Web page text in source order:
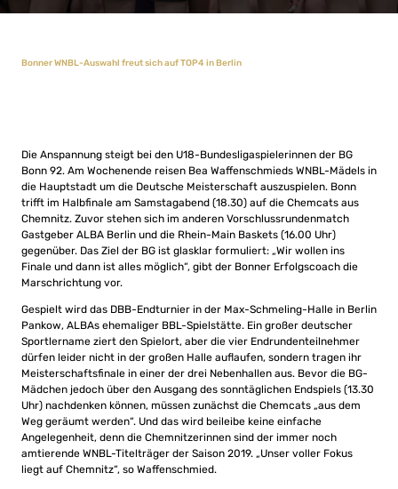
Bonner WNBL-Auswahl freut sich auf TOP4 in Berlin
Die Anspannung steigt bei den U18-Bundesligaspielerinnen der BG
Bonn 92. Am Wochenende reisen Bea Waffenschmieds WNBL-Mädels in
die Hauptstadt um die Deutsche Meisterschaft auszuspielen. Bonn
trifft im Halbfinale am Samstagabend (18.30) auf die Chemcats aus
Chemnitz. Zuvor stehen sich im anderen Vorschlussrundenmatch
Gastgeber ALBA Berlin und die Rhein-Main Baskets (16.00 Uhr)
gegenüber. Das Ziel der BG ist glasklar formuliert: „Wir wollen ins
Finale und dann ist alles möglich“, gibt der Bonner Erfolgscoach die
Marschrichtung vor.
Gespielt wird das DBB-Endturnier in der Max-Schmeling-Halle in Berlin
Pankow, ALBAs ehemaliger BBL-Spielstätte. Ein großer deutscher
Sportlername ziert den Spielort, aber die vier Endrundenteilnehmer
dürfen leider nicht in der großen Halle auflaufen, sondern tragen ihr
Meisterschaftsfinale in einer der drei Nebenhallen aus. Bevor die BG-
Mädchen jedoch über den Ausgang des sonntäglichen Endspiels (13.30
Uhr) nachdenken können, müssen zunächst die Chemcats „aus dem
Weg geräumt werden“. Und das wird beileibe keine einfache
Angelegenheit, denn die Chemnitzerinnen sind der immer noch
amtierende WNBL-Titelträger der Saison 2019. „Unser voller Fokus
liegt auf Chemnitz“, so Waffenschmied.